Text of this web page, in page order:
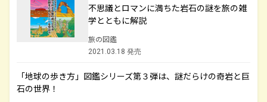
不思議とロマンに満ちた岩石の謎を旅の雑
学とともに解説
旅の図鑑
2021.03.18 発売
「地球の歩き方」図鑑シリーズ第３弾は、謎だらけの奇岩と巨
石の世界！